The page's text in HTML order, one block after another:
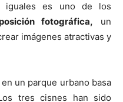
es uno de los
fotográfica, un
imágenes atractivas y
un parque urbano basa
tres cisnes han sido